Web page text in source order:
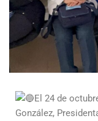
El 24 de
González,